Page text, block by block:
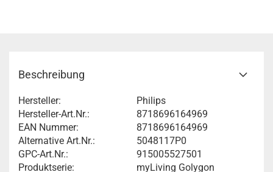
Beschreibung
Hersteller:
Philips
Hersteller-Art.Nr.:
8718696164969
EAN Nummer:
8718696164969
Alternative Art.Nr.:
5048117P0
GPC-Art.Nr.:
915005527501
Produktserie:
myLiving Golygon